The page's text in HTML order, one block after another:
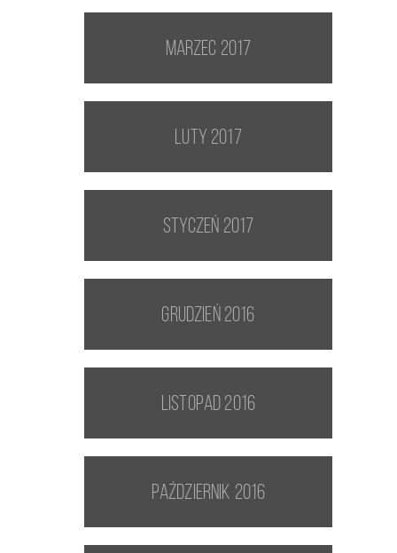
marzec 2017
luty 2017
styczeń 2017
grudzień 2016
listopad 2016
październik 2016